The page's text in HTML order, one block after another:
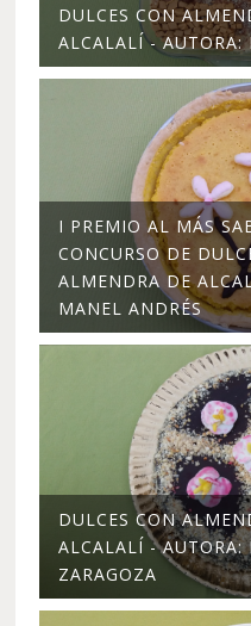
DULCES CON
ALCALALÍ - AUTORA:
I PREMIO AL MÁS
CONCURSO DE
ALMENDRA DE
MANEL ANDRÉS
DULCES CON
ALCALALÍ - AUTORA:
ZARAGOZA